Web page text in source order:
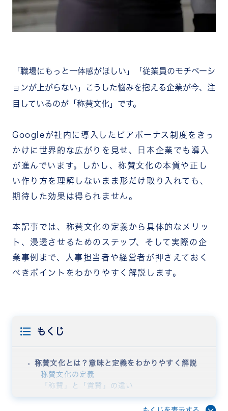
「職場にもっと一体感がほしい」「従業員のモチベーシ
ョンが上がらない」こうした悩みを抱える企業が今、注
目しているのが「称賛文化」です。
Googleが社内に導入したピアボーナス制度をきっ
かけに世界的な広がりを見せ、日本企業でも導入
が進んでいます。しかし、称賛文化の本質や正し
い作り方を理解しないまま形だけ取り入れても、
期待した効果は得られません。
本記事では、称賛文化の定義から具体的なメリッ
ト、浸透させるためのステップ、そして実際の企
業事例まで、人事担当者や経営者が押さえておく
べきポイントをわかりやすく解説します。
もくじ
称賛文化とは？意味と定義をわかりやすく解説
称賛文化の定義
「称賛」と「賞賛」の違い
称賛文化がもたらす5つのメリット